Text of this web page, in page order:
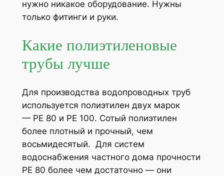
нужно никакое оборудование. Нужны
только фитинги и руки.
Какие полиэтиленовые
трубы лучше
Для производства водопроводных труб
используется полиэтилен двух марок
— РЕ 80 и РЕ 100. Сотый полиэтилен
более плотный и прочный, чем
восьмидесятый. Для систем
водоснабжения частного дома прочности
PE 80 более чем достаточно — они